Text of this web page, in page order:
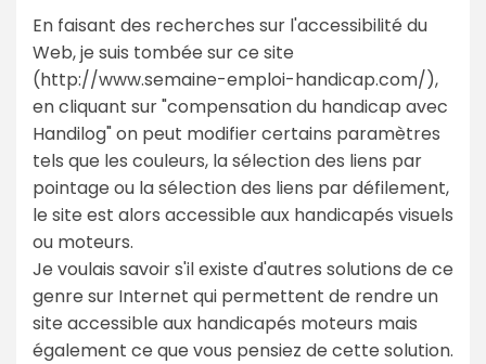
En faisant des recherches sur l'accessibilité du
Web, je suis tombée sur ce site
(http://www.semaine-emploi-handicap.com/),
en cliquant sur "compensation du handicap avec
Handilog" on peut modifier certains paramètres
tels que les couleurs, la sélection des liens par
pointage ou la sélection des liens par défilement,
le site est alors accessible aux handicapés visuels
ou moteurs.
Je voulais savoir s'il existe d'autres solutions de ce
genre sur Internet qui permettent de rendre un
site accessible aux handicapés moteurs mais
également ce que vous pensiez de cette solution.